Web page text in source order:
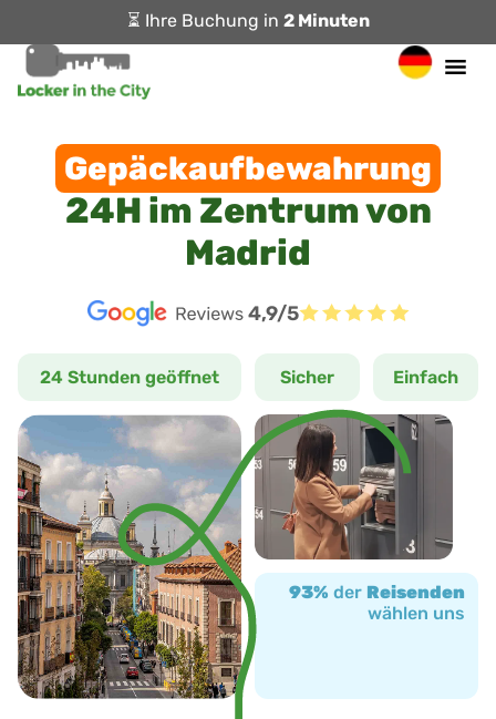
⏳ Ihre Buchung in 2 Minuten
Gepäckaufbewahrung
24H im Zentrum von
Madrid
4,9/5
93% der Reisenden
wählen uns
Sicher Einfach
24 Stunden geöffnet